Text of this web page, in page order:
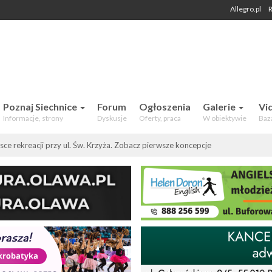
Aktualności,
Allegro.pl
Poznaj Siechnice
Informacje, strony
Forum
Dyskusje
Ogłoszenia
Oferty, praca
Galerie
W obiektywie
rekreacji przy ul. Św. Krzyża. Zobacz pierwsze koncepcje